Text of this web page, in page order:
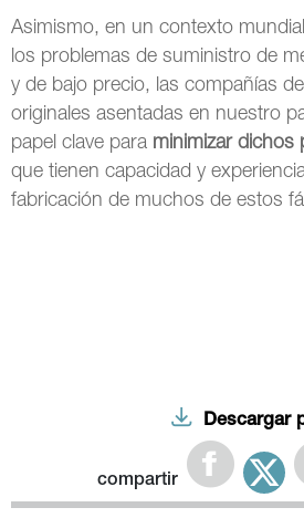
Asimismo, en un contexto
los problemas de suministro de
y de bajo precio, las compañías
originales asentadas en nuestro
papel clave para minimizar dichos
que tienen capacidad y
fabricación de muchos de estos
Descargar
compartir